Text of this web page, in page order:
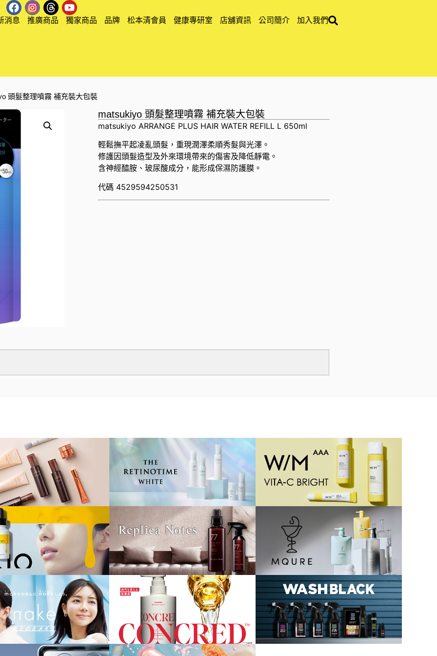
消息 推廣商品 獨家商品 品牌 松本清會員 健康專研室 店舖資訊 公司簡介 加入我們
頭髮整理噴霧 補充裝大包裝
matsukiyo 頭髮整理噴霧 補充裝大包裝
matsukiyo ARRANGE PLUS HAIR WATER REFILL L 650ml
輕鬆撫平起凌亂頭髮，重現潤澤柔順秀髮與光澤。
修護因頭髮造型及外來環境帶來的傷害及降低靜電。
含神經醯胺、玻尿酸成分，能形成保濕防護膜。
代碼 4529594250531